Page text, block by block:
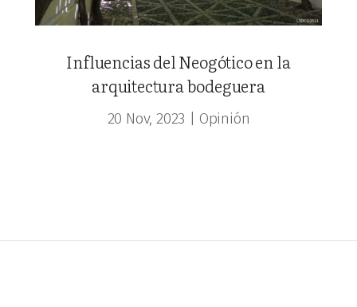
Influencias del Neogótico en la
arquitectura bodeguera
20 Nov, 2023 | Opinión